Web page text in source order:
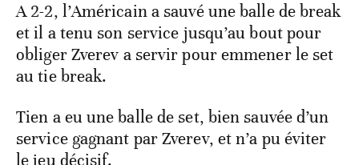
A 2-2, l’Américain a sauvé une balle de break
et il a tenu son service jusqu’au bout pour
obliger Zverev a servir pour emmener le set
au tie break.
Tien a eu une balle de set, bien sauvée d’un
service gagnant par Zverev, et n’a pu éviter
le jeu décisif.